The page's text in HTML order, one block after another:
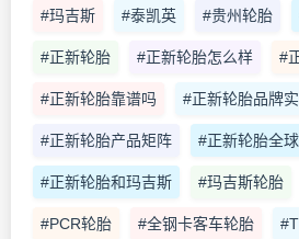
#玛吉斯 #泰凯英 #贵州轮胎
#正新轮胎 #正新轮胎怎么样 #
#正新轮胎靠谱吗 #正新轮胎品牌
#正新轮胎产品矩阵 #正新轮胎全
#正新轮胎和玛吉斯 #玛吉斯轮胎
#PCR轮胎 #全钢卡客车轮胎